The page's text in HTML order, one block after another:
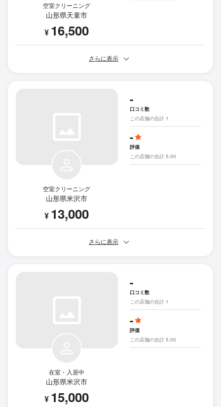
空室クリーニング
山形県天童市
¥ 16,500
さらに表示
空室クリーニング
山形県米沢市
¥ 13,000
-
口コミ数
この店舗の合計 1
-
評価
この店舗の合計 5.00
さらに表示
在室・入居中
山形県米沢市
¥ 15,000
-
口コミ数
この店舗の合計 1
-
評価
この店舗の合計 5.00